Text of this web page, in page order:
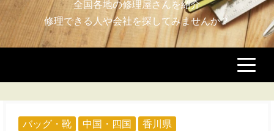
バッグ・靴 中国・四国 香川県